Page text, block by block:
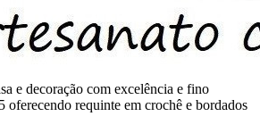
e decoração com excelência e fino
oferecendo requinte em crochê e bordados